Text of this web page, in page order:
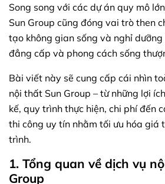
Song song với các dự án quy mô
Sun Group cũng đóng vai trò then
tạo không gian sống và nghỉ
đẳng cấp và phong cách sống
Bài viết này sẽ cung cấp cái nhìn
nội thất Sun Group – từ những lợi
kế, quy trình thực hiện, chi phí đến
thi công uy tín nhằm tối ưu hóa giá
trình.
1. Tổng quan về dịch vụ
Group